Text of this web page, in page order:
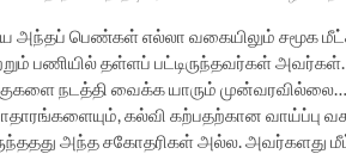
அந்தப் பெண்கள் எல்லா வகையிலும் சமூக
பணியில் தள்ளப் பட்டிருந்தவர்கள்
நடத்தி வைக்க யாரும் முன்வரவில்லை…
கல்வி கற்பதற்கான வாய்ப்பு
அந்த சகோதரிகள் அல்ல. அவர்களது